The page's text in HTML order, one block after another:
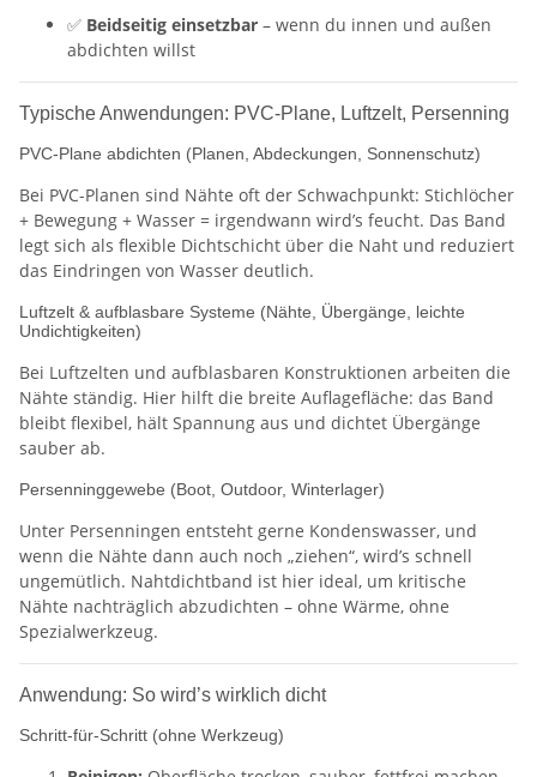
✅ Beidseitig einsetzbar – wenn du innen und außen
abdichten willst
Typische Anwendungen: PVC-Plane, Luftzelt, Persenning
PVC-Plane abdichten (Planen, Abdeckungen, Sonnenschutz)
Bei PVC-Planen sind Nähte oft der Schwachpunkt: Stichlöcher
+ Bewegung + Wasser = irgendwann wird’s feucht. Das Band
legt sich als flexible Dichtschicht über die Naht und reduziert
das Eindringen von Wasser deutlich.
Luftzelt & aufblasbare Systeme (Nähte, Übergänge, leichte
Undichtigkeiten)
Bei Luftzelten und aufblasbaren Konstruktionen arbeiten die
Nähte ständig. Hier hilft die breite Auflagefläche: das Band
bleibt flexibel, hält Spannung aus und dichtet Übergänge
sauber ab.
Persenninggewebe (Boot, Outdoor, Winterlager)
Unter Persenningen entsteht gerne Kondenswasser, und
wenn die Nähte dann auch noch „ziehen“, wird’s schnell
ungemütlich. Nahtdichtband ist hier ideal, um kritische
Nähte nachträglich abzudichten – ohne Wärme, ohne
Spezialwerkzeug.
Anwendung: So wird’s wirklich dicht
Schritt-für-Schritt (ohne Werkzeug)